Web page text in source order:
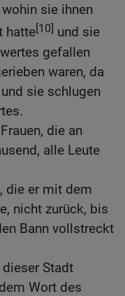
sie ihnen
hatte[10] und sie
gefallen
waren, da
sie schlugen
die an
alle Leute
die er mit dem
nicht zurück, bis
Bann vollstreckt
Stadt
Wort des